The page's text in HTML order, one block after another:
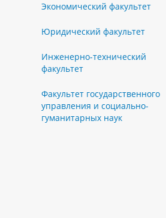
Экономический факультет
Юридический факультет
Инженерно-технический
факультет
Факультет государственного
управления и социально-
гуманитарных наук